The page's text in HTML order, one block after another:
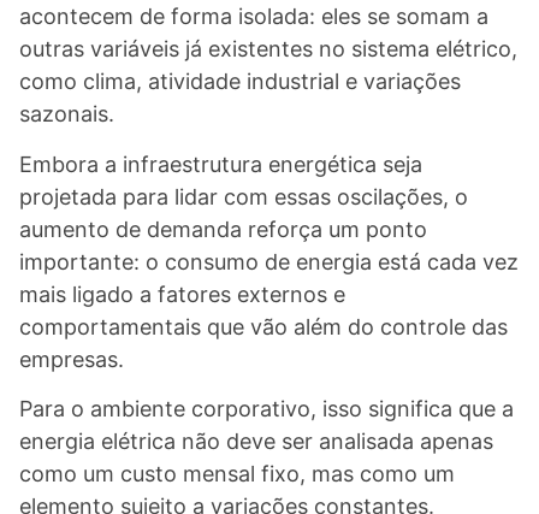
acontecem de forma isolada: eles se somam a
outras variáveis já existentes no sistema elétrico,
como clima, atividade industrial e variações
sazonais.
Embora a infraestrutura energética seja
projetada para lidar com essas oscilações, o
aumento de demanda reforça um ponto
importante: o consumo de energia está cada vez
mais ligado a fatores externos e
comportamentais que vão além do controle das
empresas.
Para o ambiente corporativo, isso significa que a
energia elétrica não deve ser analisada apenas
como um custo mensal fixo, mas como um
elemento sujeito a variações constantes.